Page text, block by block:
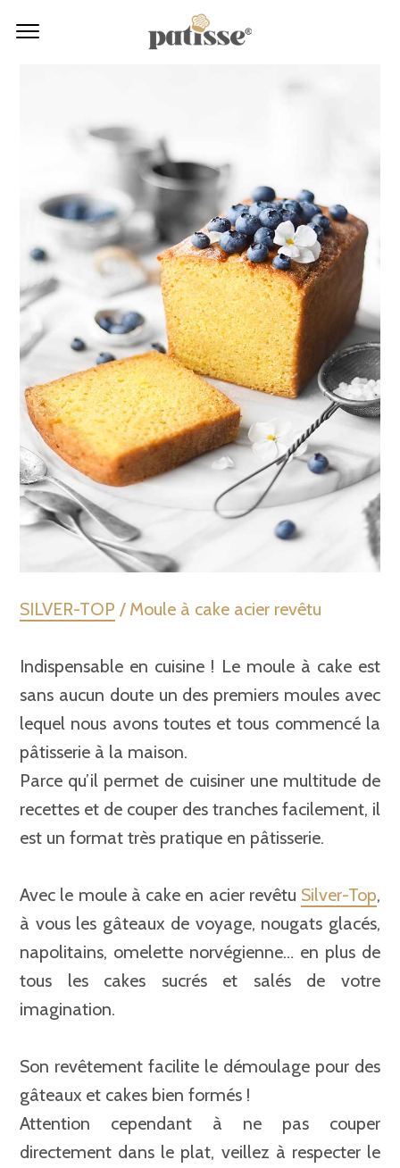
SILVER-TOP / Moule à cake acier revêtu
Indispensable en cuisine ! Le moule à cake est
sans aucun doute un des premiers moules avec
lequel nous avons toutes et tous commencé la
pâtisserie à la maison.
Parce qu’il permet de cuisiner une multitude de
recettes et de couper des tranches facilement, il
est un format très pratique en pâtisserie.
Avec le moule à cake en acier revêtu Silver-Top,
à vous les gâteaux de voyage, nougats glacés,
napolitains, omelette norvégienne… en plus de
tous les cakes sucrés et salés de votre
imagination.
Son revêtement facilite le démoulage pour des
gâteaux et cakes bien formés !
Attention cependant à ne pas couper
directement dans le plat, veillez à respecter le